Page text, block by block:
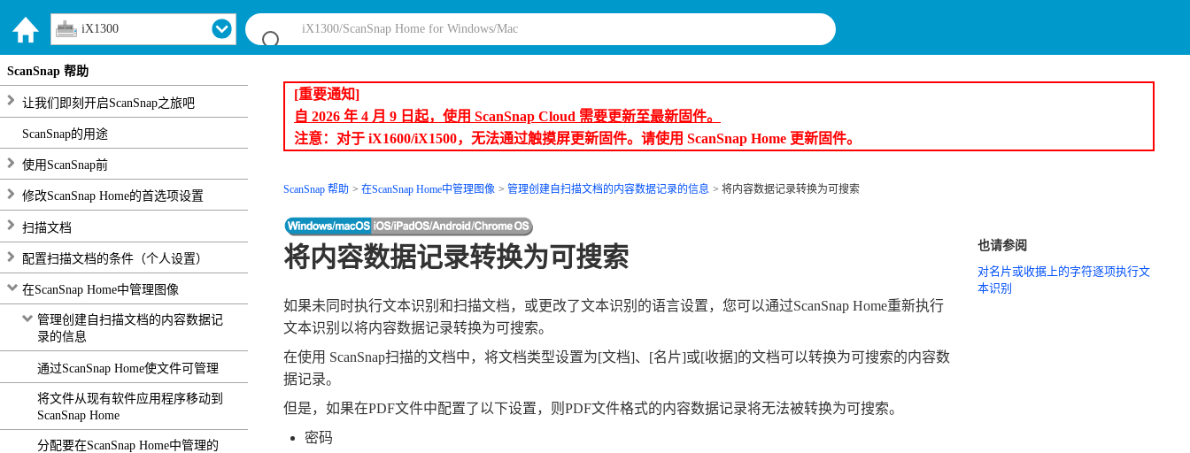
iX1300
ScanSnap 帮助
让我们即刻开启ScanSnap之旅吧
ScanSnap的用途
使用ScanSnap前
修改ScanSnap Home的首选项设置
扫描文档
配置扫描文档的条件（个人设置）
在ScanSnap Home中管理图像
管理创建自扫描文档的内容数据记
录的信息
通过ScanSnap Home使文件可管理
将文件从现有软件应用程序移动到
ScanSnap Home
分配要在ScanSnap Home中管理的
[重要通知]
自 2026 年 4 月 9 日起，使用 ScanSnap Cloud 需要更新至最新固件。
注意：对于 iX1600/iX1500，无法通过触摸屏更新固件。请使用 ScanSnap Home 更新固件。
ScanSnap 帮助 在ScanSnap Home中管理图像 管理创建自扫描文档的内容数据记录的信息 将内容数据记录转换为可搜索
将内容数据记录转换为可搜索
如果未同时执行文本识别和扫描文档，或更改了文本识别的语言设置，您可以通过ScanSnap Home重新执行
文本识别以将内容数据记录转换为可搜索。
在使用 ScanSnap扫描的文档中，将文档类型设置为[文档]、[名片]或[收据]的文档可以转换为可搜索的内容数
据记录。
但是，如果在PDF文件中配置了以下设置，则PDF文件格式的内容数据记录将无法被转换为可搜索。
密码
也请参阅
对名片或收据上的字符逐项执行文
本识别